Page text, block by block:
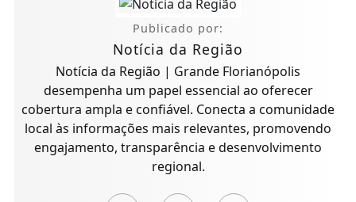
Publicado por:
Notícia da Região
Notícia da Região | Grande Florianópolis
desempenha um papel essencial ao oferecer
cobertura ampla e confiável. Conecta a comunidade
local às informações mais relevantes, promovendo
engajamento, transparência e desenvolvimento
regional.